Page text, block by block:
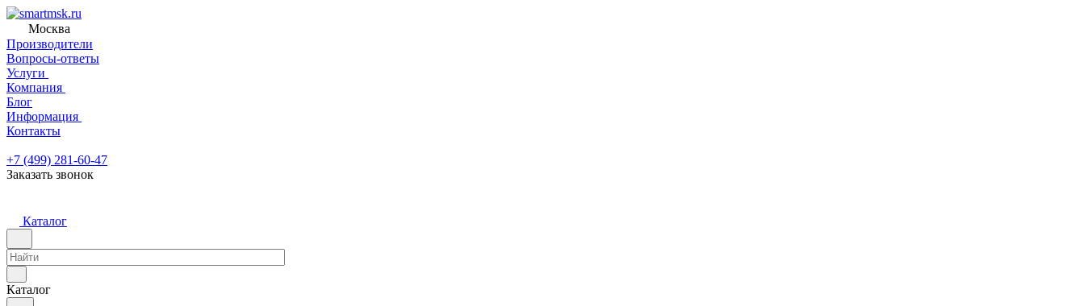
Москва
Производители
Вопросы-ответы
Услуги
Компания
Блог
Информация
Контакты
+7 (499) 281-60-47
Заказать звонок
Каталог
Каталог